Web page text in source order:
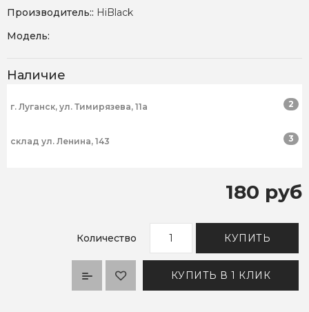
Производитель:: HiBlack
Модель:
Наличие
г. Луганск, ул. Тимирязева, 11а 2
склад ул. Ленина, 143 3
180 руб
Количество КУПИТЬ
КУПИТЬ В 1 КЛИК